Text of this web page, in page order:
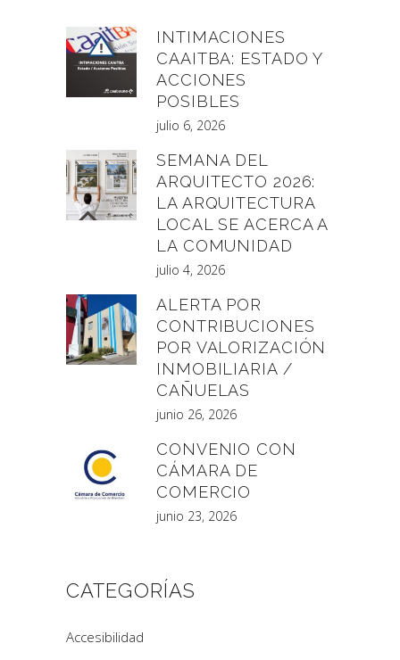
INTIMACIONES
CAAITBA: ESTADO Y
ACCIONES
POSIBLES
julio 6, 2026
SEMANA DEL
ARQUITECTO 2026:
LA ARQUITECTURA
LOCAL SE ACERCA A
LA COMUNIDAD
julio 4, 2026
ALERTA POR
CONTRIBUCIONES
POR VALORIZACIÓN
INMOBILIARIA /
CAÑUELAS
junio 26, 2026
CONVENIO CON
CÁMARA DE
COMERCIO
junio 23, 2026
CATEGORÍAS
Accesibilidad